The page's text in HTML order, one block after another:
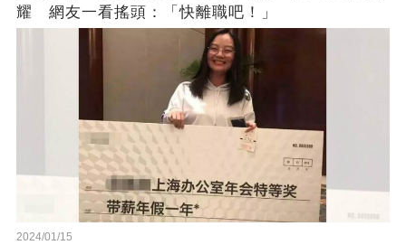
耀 網友一看搖頭：「快離職吧！」
2024/01/15